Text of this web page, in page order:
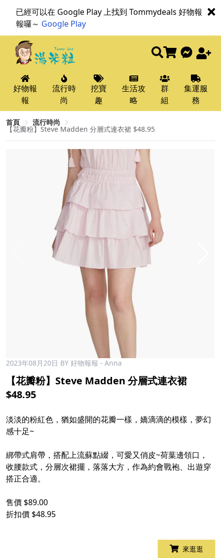
已經可以在 Google Play 上找到 Tommydeals 好物報
報囉～ Google Play
好物報
報
流行時
尚
挖寶
趣
生活攻
略
群
組
集運服
務
首頁 流行時尚
【花瓣粉】Steve Madden 分層式連衣裙 $48.95
2023年08月20日 BY 好物報報 - Anna
【花瓣粉】Steve Madden 分層式連衣裙
$48.95
淡淡的粉紅色，猶如盛開的花瓣一樣，嬌滴滴的模樣，夢幻
感十足~
綁帶式肩帶，搭配上流蘇點綴，可愛又俏皮~荷葉邊領口，
收腰款式，分層次裙擺，落落大方，作為約會戰袍、出遊穿
搭正合適。
售價 $89.00
折扣價 $48.95
來逛逛